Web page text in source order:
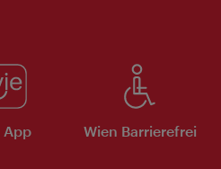
App Wien Barrierefrei